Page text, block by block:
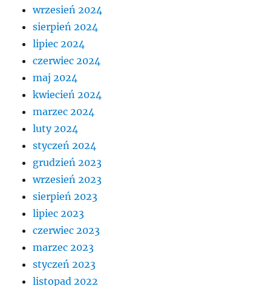
wrzesień 2024
sierpień 2024
lipiec 2024
czerwiec 2024
maj 2024
kwiecień 2024
marzec 2024
luty 2024
styczeń 2024
grudzień 2023
wrzesień 2023
sierpień 2023
lipiec 2023
czerwiec 2023
marzec 2023
styczeń 2023
listopad 2022